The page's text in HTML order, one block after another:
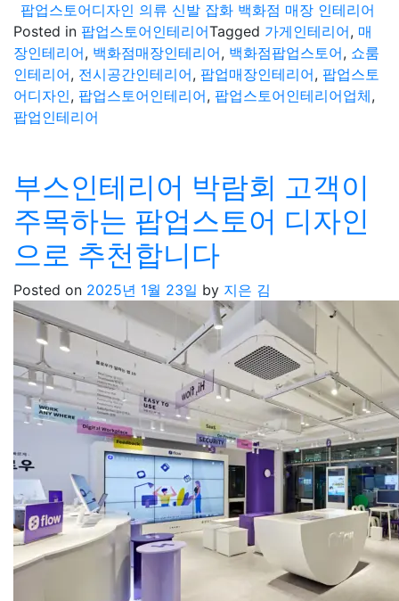
팝업스토어디자인 의류 신발 잡화 백화점 매장 인테리어
Posted in 팝업스토어인테리어Tagged 가게인테리어, 매
장인테리어, 백화점매장인테리어, 백화점팝업스토어, 쇼룸
인테리어, 전시공간인테리어, 팝업매장인테리어, 팝업스토
어디자인, 팝업스토어인테리어, 팝업스토어인테리어업체,
팝업인테리어
부스인테리어 박람회 고객이
주목하는 팝업스토어 디자인
으로 추천합니다
Posted on 2025년 1월 23일 by 지은 김